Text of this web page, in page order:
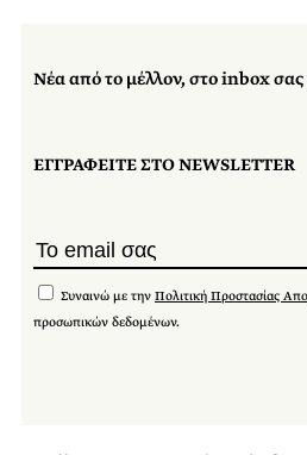
Νέα από το μέλλον, στο inbox
ΕΓΓΡΑΦΕΙΤΕ ΣΤΟ NEWSLETTER
Συναινώ με την Πολιτική Προστασίας
προσωπικών δεδομένων.